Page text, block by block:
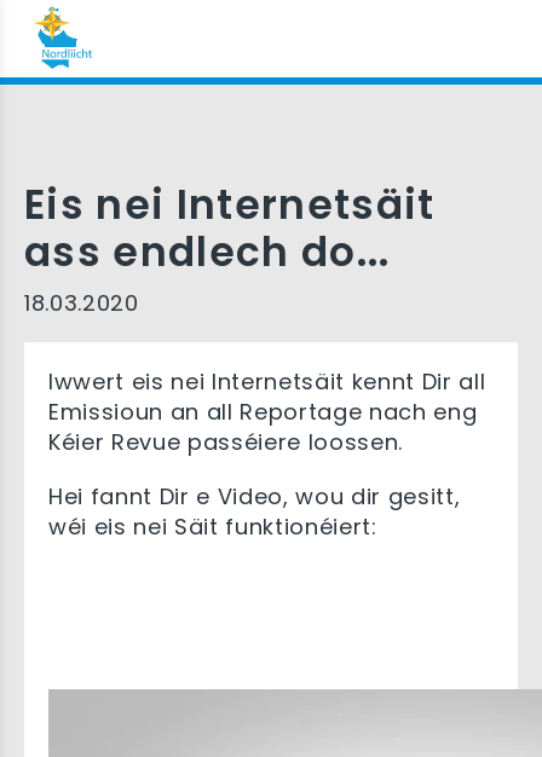
Eis nei Internetsäit
ass endlech do...
18.03.2020
Iwwert eis nei Internetsäit kennt Dir all
Emissioun an all Reportage nach eng
Kéier Revue passéiere loossen.
Hei fannt Dir e Video, wou dir gesitt,
wéi eis nei Säit funktionéiert: